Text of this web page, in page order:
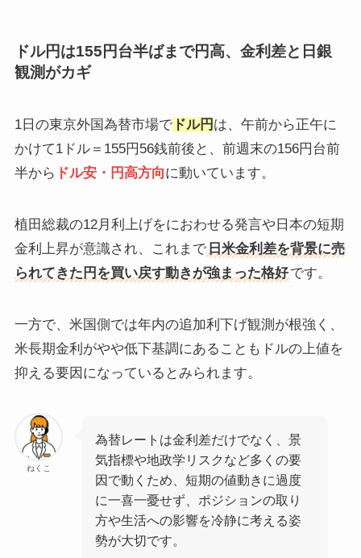
ドル円は155円台半ばまで円高、金利差と日銀
観測がカギ
1日の東京外国為替市場でドル円 は、午前から正午に
かけて1ドル＝155円56銭前後と、前週末の156円台前
半から ドル安・円高方向に動いています。
植田総裁の12月利上げをにおわせる発言や日本の短期
金利上昇が意識され、これまで 日米金利差を背景に売
られてきた円を買い戻す動きが強まった格好です。
一方で、米国側では年内の追加利下げ観測が根強く、
米長期金利がやや低下基調にあることもドルの上値を
抑える要因になっているとみられます。
ねくこ
為替レートは金利差だけでなく、景
気指標や地政学リスクなど多くの要
因で動くため、短期の値動きに過度
に一喜一憂せず、ポジションの取り
方や生活への影響を冷静に考える姿
勢が大切です。